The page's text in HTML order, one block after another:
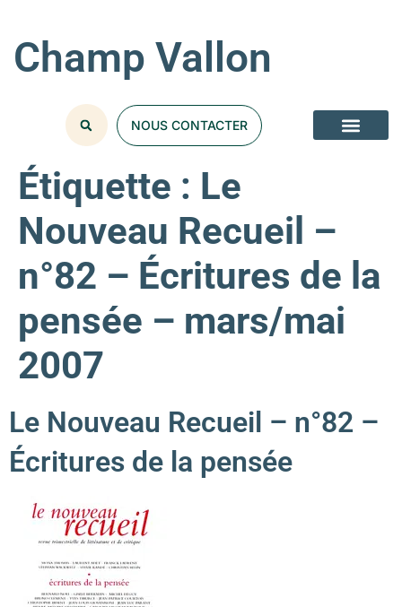
Champ Vallon
NOUS CONTACTER
Étiquette : Le
Nouveau Recueil –
n°82 – Écritures de la
pensée – mars/mai
2007
Le Nouveau Recueil – n°82 –
Écritures de la pensée